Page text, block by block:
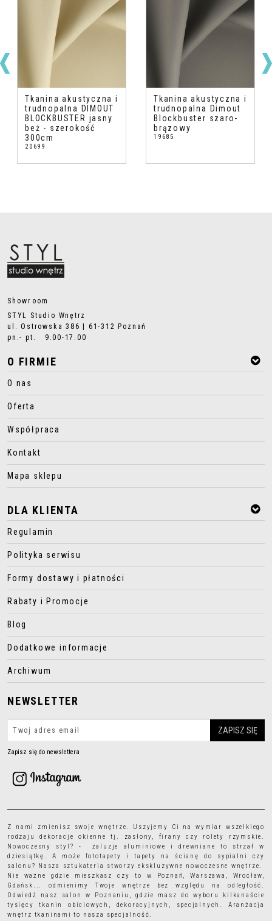
Tkanina akustyczna i
trudnopalna DIMOUT
BLOCKBUSTER jasny
beż - szerokość
300cm
20699
Tkanina akustyczna i
trudnopalna Dimout
Blockbuster szaro-
brązowy
19685
Showroom
STYL Studio Wnętrz
ul. Ostrowska 386 | 61-312 Poznań
pn.- pt. 9.00-17.00
O FIRMIE
O nas
Oferta
Współpraca
Kontakt
Mapa sklepu
DLA KLIENTA
Regulamin
Polityka serwisu
Formy dostawy i płatności
Rabaty i Promocje
Blog
Dodatkowe informacje
Archiwum
NEWSLETTER
Zapisz się do newslettera
Z nami zmienisz swoje wnętrze. Uszyjemy Ci na wymiar wszelkiego
rodzajudekoracje okienne tj. zasłony, firany czy rolety rzymskie.
Nowoczesny styl? - żaluzje aluminiowe i drewniane to strzał w
dziesiątkę. A może fototapety i tapety
na ścianę do sypialni czy
salonu? Nasza sztukateria stworzy ekskluzywne nowoczesne wnętrze.
Nie ważne gdzie mieszkasz czy to w Poznań, Warszawa, Wrocław,
Gdańsk... odmienimy Twoje wnętrze bez względu na odległość.
Odwiedź nasz salon w Poznaniu, gdzie masz do wyboru kilkanaście
tysięcytkanin obiciowych , dekoracyjnych, specjalnych. Aranżacja
wnętrz tkaninami to nasza specjalność.